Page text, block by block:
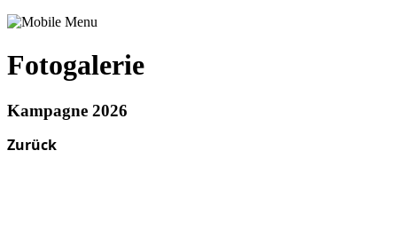
Fotogalerie
Kampagne 2026
Zurück